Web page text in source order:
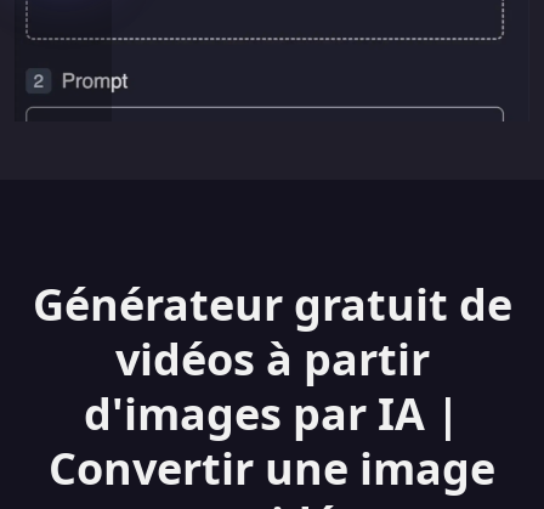
Générateur gratuit de
vidéos à partir
d'images par IA |
Convertir une image